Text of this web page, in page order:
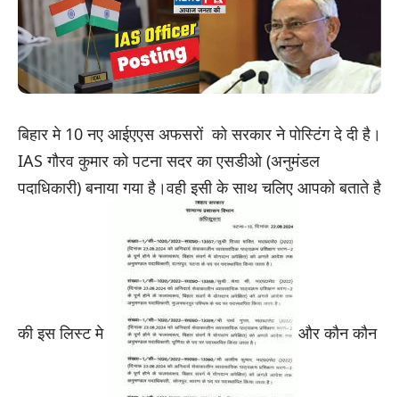
बिहार मे 10 नए आईएएस अफसरों को सरकार ने पोस्टिंग दे दी है।
IAS गौरव कुमार को पटना सदर का एसडीओ (अनुमंडल
पदाधिकारी) बनाया गया है।वही इसी के साथ चलिए आपको बताते है
की इस लिस्ट मे और कौन कौन